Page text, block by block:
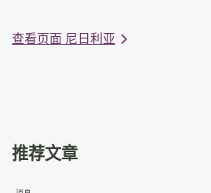
查看页面 尼日利亚
推荐文章